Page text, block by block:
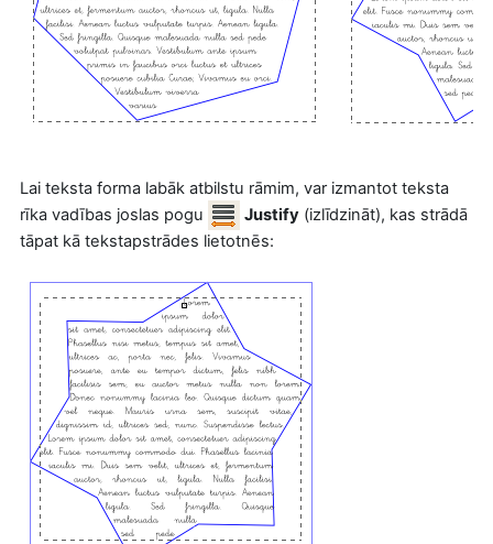
Lai teksta forma labāk atbilstu rāmim, var izmantot teksta
rīka vadības joslas pogu
Justify (izlīdzināt), kas strādā
tāpat kā tekstapstrādes lietotnēs: